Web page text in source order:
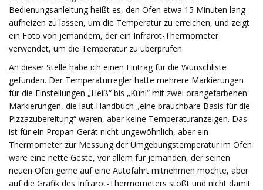
Bedienungsanleitung heißt es, den Ofen etwa 15 Minuten lang
aufheizen zu lassen, um die Temperatur zu erreichen, und zeigt
ein Foto von jemandem, der ein Infrarot-Thermometer
verwendet, um die Temperatur zu überprüfen.
An dieser Stelle habe ich einen Eintrag für die Wunschliste
gefunden. Der Temperaturregler hatte mehrere Markierungen
für die Einstellungen „Heiß“ bis „Kühl“ mit zwei orangefarbenen
Markierungen, die laut Handbuch „eine brauchbare Basis für die
Pizzazubereitung“ waren, aber keine Temperaturanzeigen. Das
ist für ein Propan-Gerät nicht ungewöhnlich, aber ein
Thermometer zur Messung der Umgebungstemperatur im Ofen
wäre eine nette Geste, vor allem für jemanden, der seinen
neuen Ofen gerne auf eine Autofahrt mitnehmen möchte, aber
auf die Grafik des Infrarot-Thermometers stößt und nicht damit